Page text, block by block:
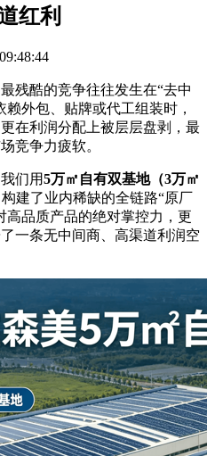
红利
残酷的竞争往往发生在“去中
外包、贴牌或代工组装时，
在利润分配上被层层盘剥，最
竞争力疲软。
们用5万㎡自有双基地（3万㎡
构建了业内稀缺的全链路“原厂
高品质产品的绝对掌控力，更
一条无中间商、高渠道利润空